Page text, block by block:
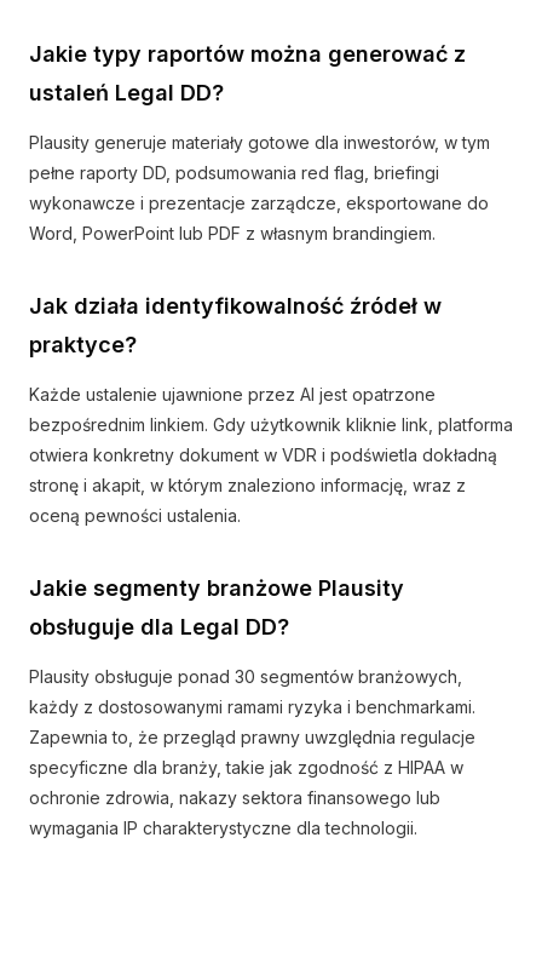
Jakie typy raportów można generować z
ustaleń Legal DD?
Plausity generuje materiały gotowe dla inwestorów, w tym
pełne raporty DD, podsumowania red flag, briefingi
wykonawcze i prezentacje zarządcze, eksportowane do
Word, PowerPoint lub PDF z własnym brandingiem.
Jak działa identyfikowalność źródeł w
praktyce?
Każde ustalenie ujawnione przez AI jest opatrzone
bezpośrednim linkiem. Gdy użytkownik kliknie link, platforma
otwiera konkretny dokument w VDR i podświetla dokładną
stronę i akapit, w którym znaleziono informację, wraz z
oceną pewności ustalenia.
Jakie segmenty branżowe Plausity
obsługuje dla Legal DD?
Plausity obsługuje ponad 30 segmentów branżowych,
każdy z dostosowanymi ramami ryzyka i benchmarkami.
Zapewnia to, że przegląd prawny uwzględnia regulacje
specyficzne dla branży, takie jak zgodność z HIPAA w
ochronie zdrowia, nakazy sektora finansowego lub
wymagania IP charakterystyczne dla technologii.